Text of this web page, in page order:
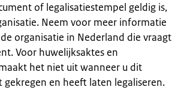
of legalisatiestempel geldig is,
Neem voor meer informatie
organisatie in Nederland die vraagt
Voor huwelijksaktes en
het niet uit wanneer u dit
en heeft laten legaliseren.